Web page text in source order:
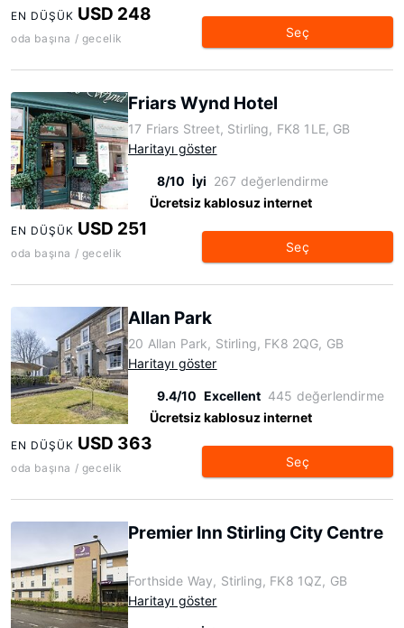
EN DÜŞÜK USD 248
oda başına / gecelik Seç
Friars Wynd Hotel
17 Friars Street, Stirling, FK8 1LE, GB
Haritayı göster
8/10 İyi 267 değerlendirme
Ücretsiz kablosuz internet
EN DÜŞÜK USD 251
oda başına / gecelik Seç
Allan Park
20 Allan Park, Stirling, FK8 2QG, GB
Haritayı göster
9.4/10 Excellent 445 değerlendirme
Ücretsiz kablosuz internet
EN DÜŞÜK USD 363
oda başına / gecelik Seç
Premier Inn Stirling City Centre
Forthside Way, Stirling, FK8 1QZ, GB
Haritayı göster